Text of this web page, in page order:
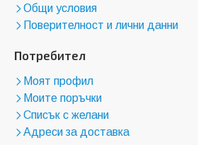
Общи условия
Поверителност и лични данни
Потребител
Моят профил
Моите поръчки
Списък с желани
Адреси за доставка